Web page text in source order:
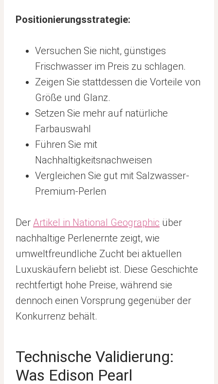
Positionierungsstrategie:
Versuchen Sie nicht, günstiges
Frischwasser im Preis zu schlagen.
Zeigen Sie stattdessen die Vorteile von
Größe und Glanz.
Setzen Sie mehr auf natürliche
Farbauswahl
Führen Sie mit
Nachhaltigkeitsnachweisen
Vergleichen Sie gut mit Salzwasser-
Premium-Perlen
Der Artikel in National Geographic über
nachhaltige Perlenernte zeigt, wie
umweltfreundliche Zucht bei aktuellen
Luxuskäufern beliebt ist. Diese Geschichte
rechtfertigt hohe Preise, während sie
dennoch einen Vorsprung gegenüber der
Konkurrenz behält.
Technische Validierung:
Was Edison Pearl